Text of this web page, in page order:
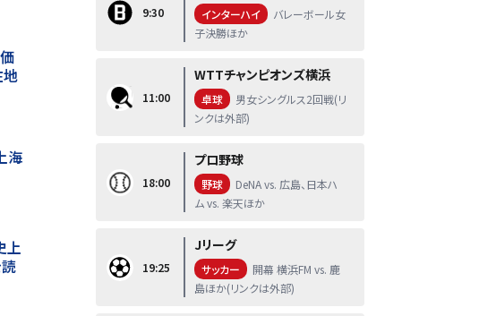
地
海
上
9:30 インターハイ
バレーボール女
子決勝ほか
11:00
WTTチャンピオンズ横浜
卓球
男女シングルス2回戦(リ
ンクは外部)
18:00
プロ野球
野球
DeNA vs. 広島、日本ハ
ム vs. 楽天ほか
19:25
Jリーグ
サッカー
開幕 横浜FM vs. 鹿
島ほか(リンクは外部)